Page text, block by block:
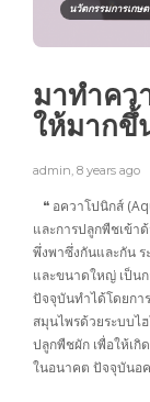
นวัตกรรมการเกษ
มาทำคว
ให้มากขึ้
admin, 8 years ago
❝ อควาโปนิกส์
และการปลูกพืชเข้า
พึ่งพาซึ่งกันและกัน ร
และขนาดใหญ่ เป็
ปัจจุบันทำได้โดยกา
สมุนไพรด้วยระบบไ
ปลูกพืชผัก เพื่อให้เกิ
ในอนาคต ปัจจุบันอ